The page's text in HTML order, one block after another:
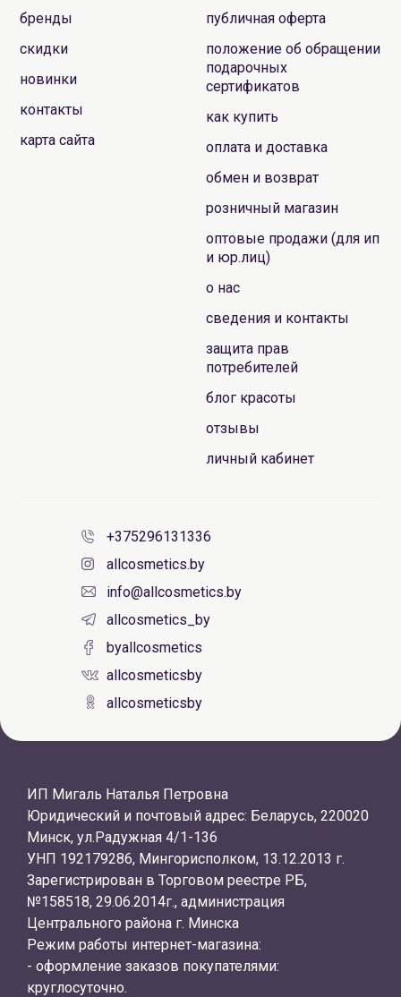
бренды
скидки
новинки
контакты
карта сайта
публичная оферта
положение об обращении
подарочных
сертификатов
как купить
оплата и доставка
обмен и возврат
розничный магазин
оптовые продажи (для ип
и юр.лиц)
о нас
сведения и контакты
защита прав
потребителей
блог красоты
отзывы
личный кабинет
+375296131336
allcosmetics.by
info@allcosmetics.by
allcosmetics_by
byallcosmetics
allcosmeticsby
allcosmeticsby
ИП Мигаль Наталья Петровна
Юридический и почтовый адрес: Беларусь, 220020
Минск, ул.Радужная 4/1-136
УНП 192179286, Мингорисполком, 13.12.2013 г.
Зарегистрирован в Торговом реестре РБ,
№158518, 29.06.2014г., администрация
Центрального района г. Минска
Режим работы интернет-магазина:
- оформление заказов покупателями:
круглосуточно.